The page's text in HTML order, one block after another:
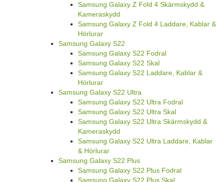
Samsung Galaxy Z Fold 4 Skärmskydd &
Kameraskydd
Samsung Galaxy Z Fold 4 Laddare, Kablar &
Hörlurar
Samsung Galaxy S22
Samsung Galaxy S22 Fodral
Samsung Galaxy S22 Skal
Samsung Galaxy S22 Laddare, Kablar &
Hörlurar
Samsung Galaxy S22 Ultra
Samsung Galaxy S22 Ultra Fodral
Samsung Galaxy S22 Ultra Skal
Samsung Galaxy S22 Ultra Skärmskydd &
Kameraskydd
Samsung Galaxy S22 Ultra Laddare, Kablar
& Hörlurar
Samsung Galaxy S22 Plus
Samsung Galaxy S22 Plus Fodral
Samsung Galaxy S22 Plus Skal